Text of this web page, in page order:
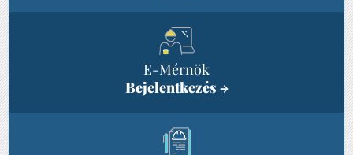
E-Mérnök
Bejelentkezés →